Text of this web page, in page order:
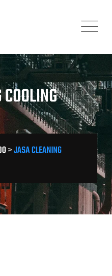
>JASA CLEANING